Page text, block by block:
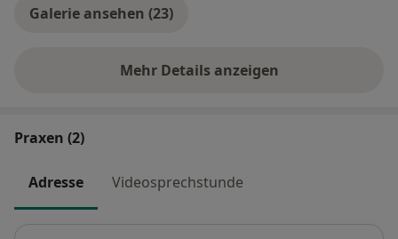
Galerie ansehen (23)
Mehr Details anzeigen
über Erfahrungen
Praxen (2)
Adresse Videosprechstunde